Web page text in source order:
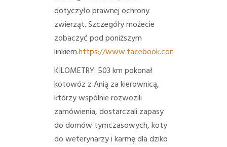
dotyczyło prawnej ochrony
zwierząt. Szczegóły możecie
zobaczyć pod poniższym
linkiem.https://www.facebook.com/events/
KILOMETRY: 503 km pokonał
kotowóz z Anią za kierownicą,
którzy wspólnie rozwozili
zamówienia, dostarczali zapasy
do domów tymczasowych, koty
do weterynarzy i karmę dla dziko